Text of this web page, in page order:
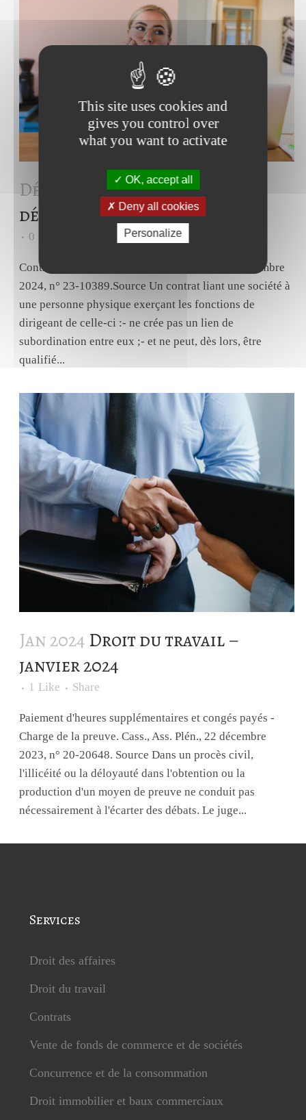
Déc 2024
Droit du travail –
décembre 2024
0
Contrat de travail - Dirigeant. Cass., Soc., 27 novembre
2024, n° 23-10389.Source Un contrat liant une société à
une personne physique exerçant les fonctions de
dirigeant de celle-ci :- ne crée pas un lien de
subordination entre eux ;- et ne peut, dès lors, être
qualifié...
Jan 2024Droit du travail –
janvier 2024
1 Like Share
Paiement d'heures supplémentaires et congés payés -
Charge de la preuve. Cass., Ass. Plén., 22 décembre
2023, n° 20-20648. Source Dans un procès civil,
l'illicéité ou la déloyauté dans l'obtention ou la
production d'un moyen de preuve ne conduit pas
nécessairement à l'écarter des débats. Le juge...
Services
Droit des affaires
Droit du travail
Contrats
Vente de fonds de commerce et de sociétés
Concurrence et de la consommation
Droit immobilier et baux commerciaux
This site uses cookies and
gives you control over
what you want to activate
OK, accept all
Deny all cookies
Personalize